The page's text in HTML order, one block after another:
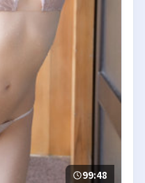
99:48